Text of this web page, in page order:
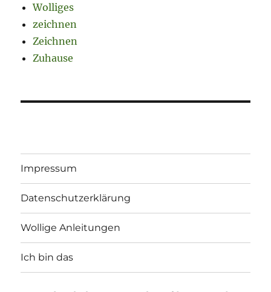
Wolliges
zeichnen
Zeichnen
Zuhause
Impressum
Datenschutzerklärung
Wollige Anleitungen
Ich bin das